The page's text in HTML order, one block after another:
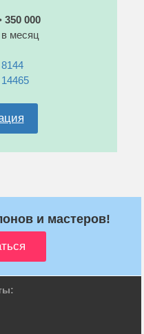
350 000
в месяц
8144
14465
и мастеров!